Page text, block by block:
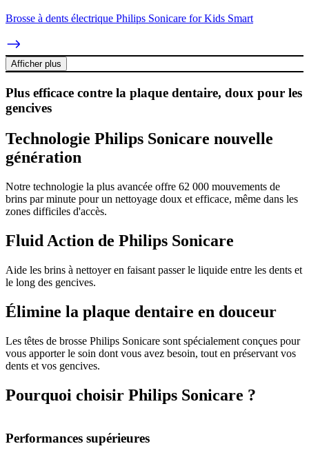
Brosse à dents électrique Philips Sonicare for Kids Smart
Afficher plus
Plus efficace contre la plaque dentaire, doux pour les
gencives
Technologie Philips Sonicare nouvelle
génération
Notre technologie la plus avancée offre 62 000 mouvements de
brins par minute pour un nettoyage doux et efficace, même dans les
zones difficiles d'accès.
Fluid Action de Philips Sonicare
Aide les brins à nettoyer en faisant passer le liquide entre les dents et
le long des gencives.
Élimine la plaque dentaire en douceur
Les têtes de brosse Philips Sonicare sont spécialement conçues pour
vous apporter le soin dont vous avez besoin, tout en préservant vos
dents et vos gencives.
Pourquoi choisir Philips Sonicare ?
Performances supérieures